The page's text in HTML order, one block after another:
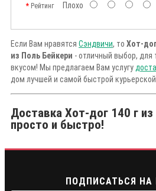
РейтингПлохо
Если Вам нравятся Сэндвичи, то Хот-
из Поль Бейкери - отличный выбор, для
вкусом! Мы предлагаем Вам услугу
дом лучшей и самой быстрой
Доставка Хот-дог 140 г
просто и быстро!
ПОДПИСАТЬСЯ НА